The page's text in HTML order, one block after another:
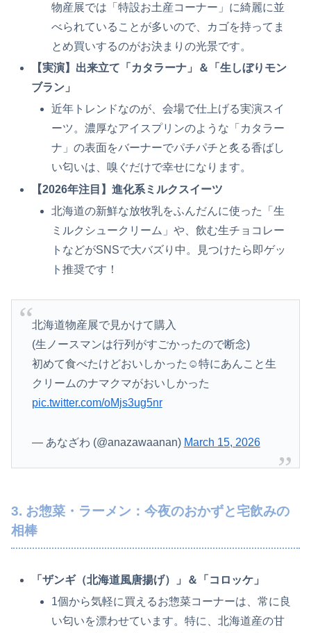
物産展では「特設お土産コーナー」に綺麗に並
べられていることが多いので、カゴを持ってま
とめ買いするのがお決まりの光景です。
【実演】出来立て「カタラーナ」＆「生しぼりモン
ブラン」
近年トレンドなのが、会場で仕上げる実演スイ
ーツ。濃厚なアイスプリンのような「カタラー
ナ」の表面をバーナーでパチパチと炙る香ばし
い匂いは、嗅ぐだけで幸せになります。
【2026年注目】進化系ミルクスイーツ
北海道の新鮮な放牧乳をふんだんに使った「生
ミルクシュークリーム」や、飲む生チョコレー
トなどがSNSで大バズり中。見つけたら即ゲッ
ト推奨です！
北海道物産展で見かけて購入
(生ノースマンは行列がすごかったので断念)
初めて食べたけどおいしかった☺️特にあんこと生
クリームのナマクマがおいしかった
pic.twitter.com/oMjs3ug5nr
— あなざわ (@anazawaanan) March 15, 2026
3. お惣菜・ラーメン：今夜のおかずと宅飲みの
相棒
「ザンギ（北海道風唐揚げ）」＆「コロッケ」
1個から気軽に買えるお惣菜コーナーは、常に良
い匂いを漂わせています。特に、北海道産の甘